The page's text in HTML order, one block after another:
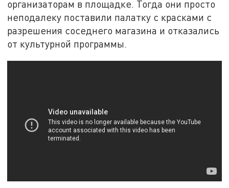
организаторам в площадке. Тогда они просто
неподалеку поставили палатку с красками с
разрешения соседнего магазина и отказались
от культурной программы.